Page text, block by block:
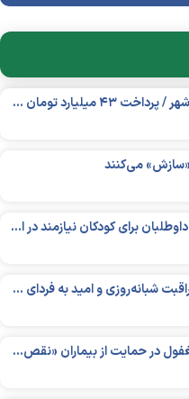
آموزش یک مهارت کاربردی به زندانیان بوشهر / پرداخت ۴۳ میلیارد تومان تسهیلات خوداشتغالی
روایت ۶۰ سال همکاری دانشگاه، خیریه و داوطلبان برای کودکان نیازمند در استرالیا
مادری در تکاپوی زیستن؛ روایت ۶ سال مراقبت شبانه‌روزی و امید به فردای «نورا»
غربالگری و آگاهی‌بخشی؛ ضرورت‌های مغفول در حمایت از بیماران «نقص ایمنی اولیه»